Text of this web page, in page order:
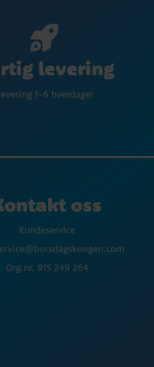
levering
1-6 hverdager
oss
Kundeservice
Org.nr. 915 249 264